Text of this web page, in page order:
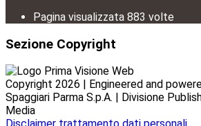
Pagina visualizzata 883 volte
Sezione Copyright
Copyright 2026 | Engineered and
Spaggiari Parma S.p.A. | Divisione
Media